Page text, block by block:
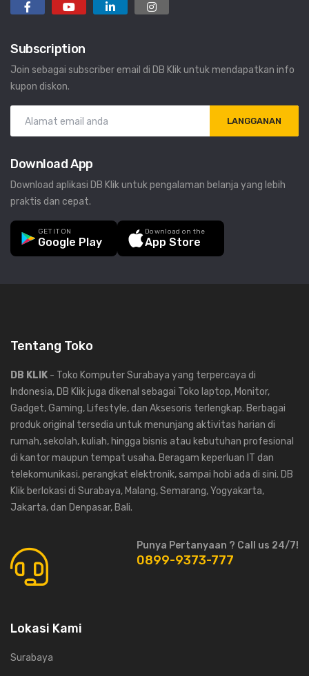
Subscription
Join sebagai subscriber email di DB Klik untuk mendapatkan info
kupon diskon.
LANGGANAN
Download App
Download aplikasi DB Klik untuk pengalaman belanja yang lebih
praktis dan cepat.
GET IT ON
Google Play
Download on the
App Store
Tentang Toko
DB KLIK - Toko Komputer Surabaya yang terpercaya di
Indonesia, DB Klik juga dikenal sebagai Toko laptop, Monitor,
Gadget, Gaming, Lifestyle, dan Aksesoris terlengkap. Berbagai
produk original tersedia untuk menunjang aktivitas harian di
rumah, sekolah, kuliah, hingga bisnis atau kebutuhan profesional
di kantor maupun tempat usaha. Beragam keperluan IT dan
telekomunikasi, perangkat elektronik, sampai hobi ada di sini. DB
Klik berlokasi di Surabaya, Malang, Semarang, Yogyakarta,
Jakarta, dan Denpasar, Bali.
Punya Pertanyaan ? Call us 24/7!
0899-9373-777
Lokasi Kami
Surabaya